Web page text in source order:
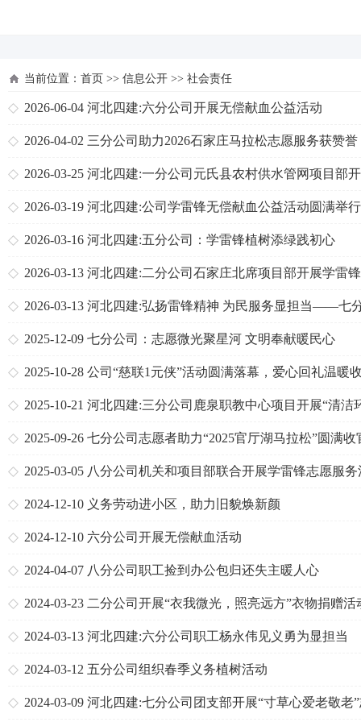
当前位置： 首页 >> 信息公开 >> 社会责任
2026-06-04 河北四建:六分公司开展无偿献血公益活动
2026-04-02 三分公司助力2026石家庄马拉松志愿服务获赞誉
2026-03-25 河北四建:一分公司元氏县农村供水管网项目部
乡村节水宣传志愿服务活动
2026-03-19 河北四建:公司学雷锋无偿献血公益活动圆满举行
2026-03-16 河北四建:五分公司：学雷锋植树添绿践初心
2026-03-13 河北四建:二分公司石家庄北席项目部开展学雷
列志愿服务活动
2026-03-13 河北四建:弘扬雷锋精神 为民服务显担当——七
司开展“学雷锋”主题实践活动
2025-12-09 七分公司：志愿微光聚星河 文明奉献暖民心
2025-10-28 公司“慈联1元侠”活动圆满落幕，爱心回礼温暖
2025-10-21 河北四建:三分公司鹿泉职教中心项目开展“清洁
境”志愿服务活动
2025-09-26 七分公司志愿者助力“2025官厅湖马拉松”圆满收
2025-03-05 八分公司机关和项目部联合开展学雷锋志愿服务
2024-12-10 义务劳动进小区，助力旧貌焕新颜
2024-12-10 六分公司开展无偿献血活动
2024-04-07 八分公司职工捡到办公包归还失主暖人心
2024-03-23 二分公司开展“衣我微光，照亮远方”衣物捐赠活
2024-03-13 河北四建:六分公司职工杨永伟见义勇为显担当
2024-03-12 五分公司组织春季义务植树活动
2024-03-09 河北四建:七分公司团支部开展“寸草心爱老敬老